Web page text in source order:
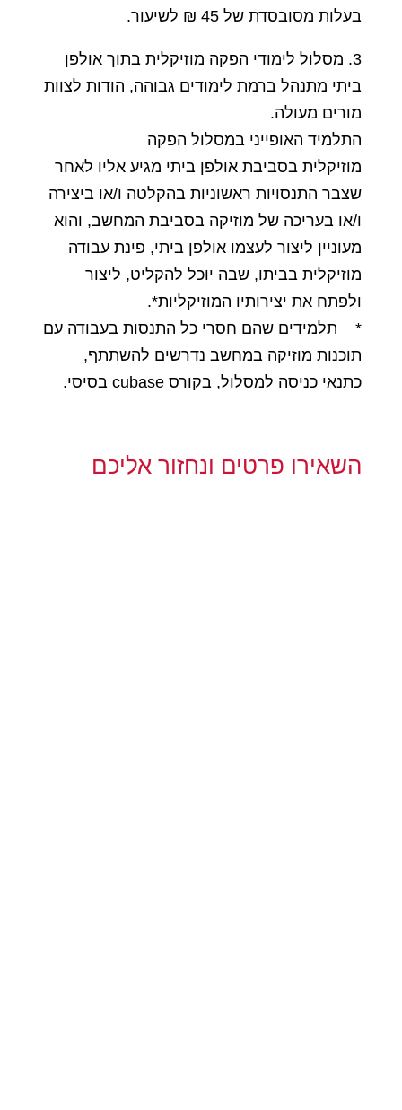
בעלות מסובסדת של 45 ₪ לשיעור.
3. מסלול לימודי הפקה מוזיקלית בתוך אולפן
ביתי מתנהל ברמת לימודים גבוהה, הודות לצוות
מורים מעולה.
התלמיד האופייני במסלול הפקה
מוזיקלית בסביבת אולפן ביתי מגיע אליו לאחר
שצבר התנסויות ראשוניות בהקלטה ו/או ביצירה
ו/או בעריכה של מוזיקה בסביבת המחשב, והוא
מעוניין ליצור לעצמו אולפן ביתי, פינת עבודה
מוזיקלית בביתו, שבה יוכל להקליט, ליצור
ולפתח את יצירותיו המוזיקליות*.
* תלמידים שהם חסרי כל התנסות בעבודה עם
תוכנות מוזיקה במחשב נדרשים להשתתף,
כתנאי כניסה למסלול, בקורס cubase בסיסי.
השאירו פרטים ונחזור אליכם